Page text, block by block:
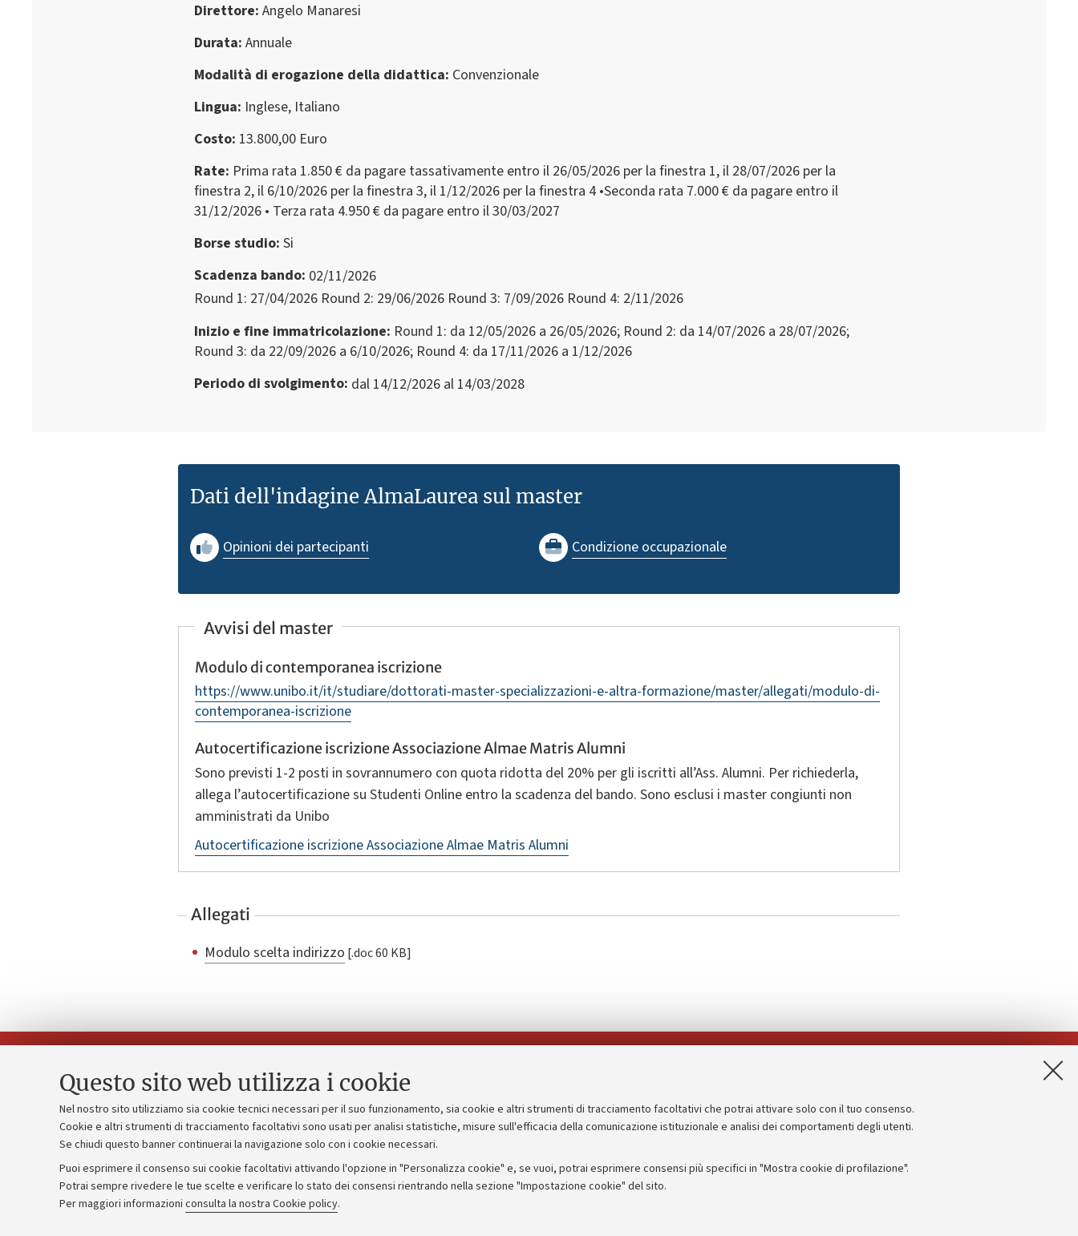
Questo sito web utilizza i cookie
Nel nostro sito utilizziamo sia cookie tecnici necessari per il suo funzionamento, sia cookie e altri strumenti di tracciamento facoltativi che potrai attivare solo con il tuo consenso.
Cookie e altri strumenti di tracciamento facoltativi sono usati per analisi statistiche, misure sull'efficacia della comunicazione istituzionale e analisi dei comportamenti degli utenti.
Se chiudi questo banner continuerai la navigazione solo con i cookie necessari.
Puoi esprimere il consenso sui cookie facoltativi attivando l'opzione in "Personalizza cookie" e, se vuoi, potrai esprimere consensi più specifici in "Mostra cookie di profilazione".
Potrai sempre rivedere le tue scelte e verificare lo stato dei consensi rientrando nella sezione "Impostazione cookie" del sito.
Per maggiori informazioni consulta la nostra Cookie policy.
Direttore Angelo Manaresi
Durata Annuale
Modalità di erogazione della didattica Convenzionale
Lingua Inglese, Italiano
Costo 13.800,00 Euro
Rate Prima rata 1.850 € da pagare tassativamente entro il 26/05/2026 per la finestra 1, il 28/07/2026 per la
finestra 2, il 6/10/2026 per la finestra 3, il 1/12/2026 per la finestra 4 •Seconda rata 7.000 € da pagare entro il
31/12/2026 • Terza rata 4.950 € da pagare entro il 30/03/2027
Borse studio Si
Scadenza bando 02/11/2026
Round 1: 27/04/2026 Round 2: 29/06/2026 Round 3: 7/09/2026 Round 4: 2/11/2026
Inizio e fine immatricolazione Round 1: da 12/05/2026 a 26/05/2026; Round 2: da 14/07/2026 a 28/07/2026;
Round 3: da 22/09/2026 a 6/10/2026; Round 4: da 17/11/2026 a 1/12/2026
Periodo di svolgimento dal 14/12/2026 al 14/03/2028
Dati dell'indagine AlmaLaurea sul master
Opinioni dei partecipanti Condizione occupazionale
Avvisi del master
Modulo di contemporanea iscrizione
https://www.unibo.it/it/studiare/dottorati-master-specializzazioni-e-altra-formazione/master/allegati/modulo-di-
contemporanea-iscrizione
Autocertificazione iscrizione Associazione Almae Matris Alumni
Sono previsti 1‑2 posti in sovrannumero con quota ridotta del 20% per gli iscritti all’Ass. Alumni. Per richiederla,
allega l’autocertificazione su Studenti Online entro la scadenza del bando. Sono esclusi i master congiunti non
amministrati da Unibo
Autocertificazione iscrizione Associazione Almae Matris Alumni
Allegati
Modulo scelta indirizzo [.doc 60 KB]
Contatti e PEC
Uffici dell'amministrazione generale
Lavora con noi
Alumni community
Piano strategico
Bilanci
Donazioni e 5x1000
Merchandising - UniboStore
Bandi, gare e concorsi
Amministrazione trasparente
Informazioni sul sito e accessibilità
Privacy e note legali